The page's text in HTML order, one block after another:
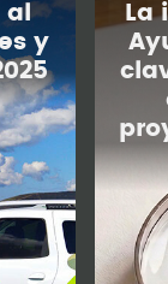
al
y
La